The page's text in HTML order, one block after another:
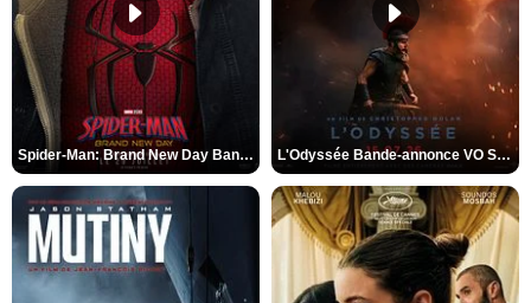
Spider-Man: Brand New Day Bande-annonce VO STFR L'Odyssée Bande-annonce VO STFR